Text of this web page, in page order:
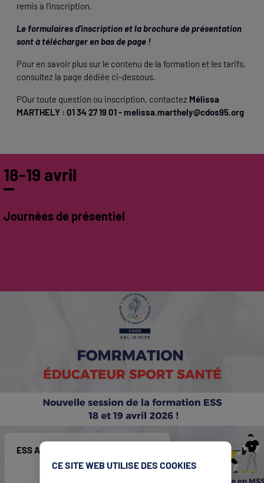
remis à l'inscription.
Le formulaires d'inscription et la brochure de présentation
sont à télécharger en bas de page !
Pour en savoir plus sur le contenu de la formation et les tarifs,
consultez la page dédiée ci-dessous.
POur toute question ou inscription, contactez Mélissa
MARTHELY : 01 34 27 19 01 -melissa.marthely@cdos95.org
18-19 avril
Journées de présentiel
ESS Avril 2026
CE SITE WEB UTILISE DES COOKIES